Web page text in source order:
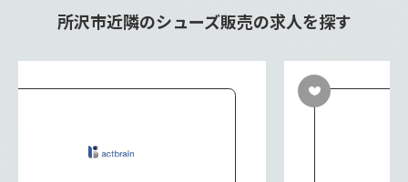
所沢市近隣のシューズ販売の求人を探す